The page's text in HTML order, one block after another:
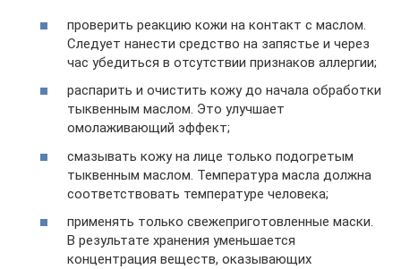
проверить реакцию кожи на контакт с маслом.
Следует нанести средство на запястье и через
час убедиться в отсутствии признаков аллергии;
распарить и очистить кожу до начала обработки
тыквенным маслом. Это улучшает
омолаживающий эффект;
смазывать кожу на лице только подогретым
тыквенным маслом. Температура масла должна
соответствовать температуре человека;
применять только свежеприготовленные маски.
В результате хранения уменьшается
концентрация веществ, оказывающих